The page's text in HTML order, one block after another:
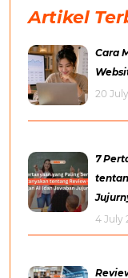
Artikel
Cara
20
7
4 July